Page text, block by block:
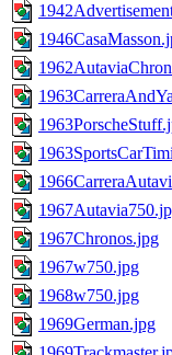
1967Chronos.jpg
1967w750.jpg
1968w750.jpg
1969German.jpg